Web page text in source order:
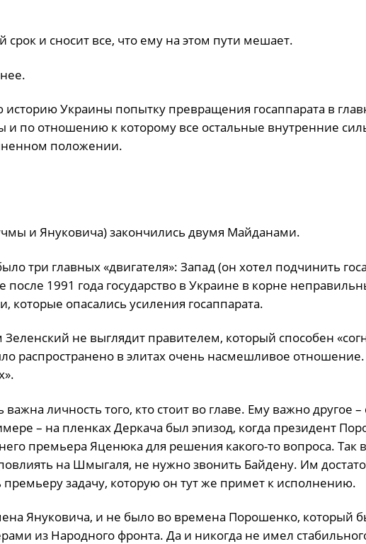
и сносит все, что ему на этом пути мешает.
Украины попытку превращения госаппарата в
и по отношению к которому все остальные внутренние
положении.
и Януковича) закончились двумя Майданами.
три главных «двигателя»: Запад (он хотел подчинить
1991 года государство в Украине в корне
которые опасались усиления госаппарата.
не выглядит правителем, который способен
распространено в элитах очень насмешливое
личность того, кто стоит во главе. Ему важно другое –
– на пленках Деркача был эпизод, когда президент
премьера Яценюка для решения какого-то вопроса. Так
на Шмыгаля, не нужно звонить Байдену. Им
задачу, которую он тут же примет к исполнению.
Януковича, и не было во времена Порошенко, который
из Народного фронта. Да и никогда не имел